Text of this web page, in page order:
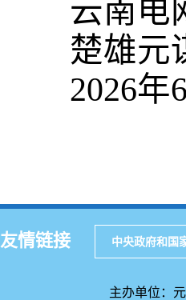
云南电
楚雄元
2026年
友情链接 中央政府和国
主办单位：